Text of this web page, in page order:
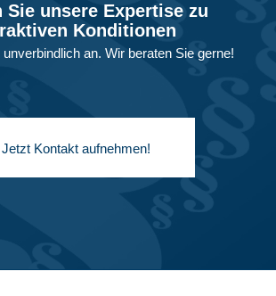
Sie unsere Expertise zu
Konditionen
an. Wir beraten Sie gerne!
Jetzt Kontakt aufnehmen!